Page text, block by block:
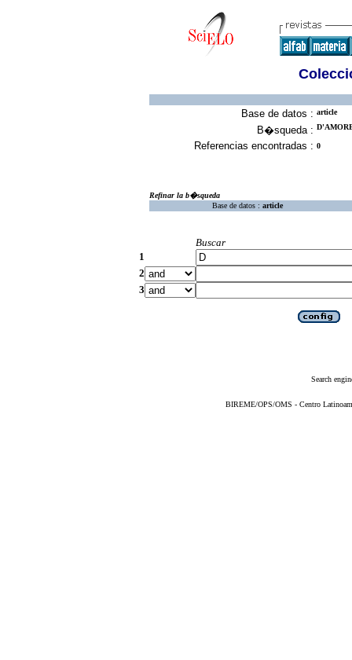
Base de datos : article
B�squeda :
Referencias encontradas : 0
Refinar la b�squeda
Base de datos : article
Buscar
1
2
3
Search
BIREME/OPS/OMS - Centro